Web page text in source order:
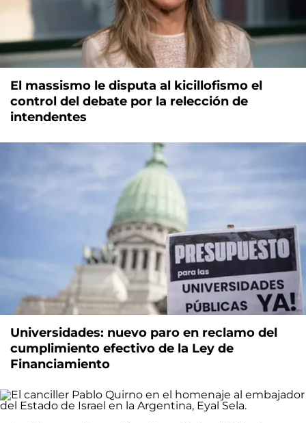
El massismo le disputa al kicillofismo el
control del debate por la relección de
intendentes
Universidades: nuevo paro en reclamo del
cumplimiento efectivo de la Ley de
Financiamiento